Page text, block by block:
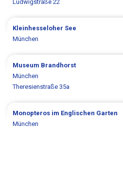
Ludwigstraße 22
Kleinhesseloher See
München
Museum Brandhorst
München
Theresienstraße 35a
Monopteros im Englischen Garten
München